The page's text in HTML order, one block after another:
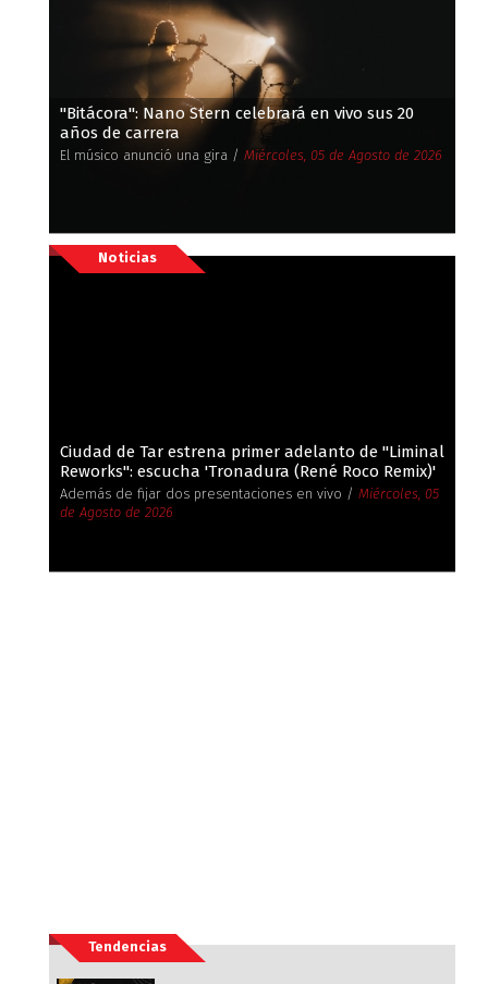
''Bitácora'': Nano Stern celebrará en vivo sus 20
años de carrera
El músico anunció una gira / Miércoles, 05 de Agosto de 2026
Noticias
Ciudad de Tar estrena primer adelanto de ''Liminal
Reworks'': escucha 'Tronadura (René Roco Remix)'
Además de fijar dos presentaciones en vivo / Miércoles, 05
de Agosto de 2026
Tendencias